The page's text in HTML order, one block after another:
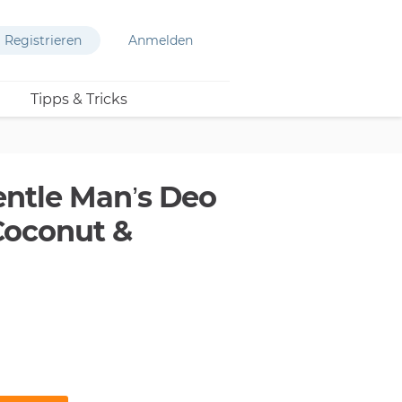
Registrieren Anmelden
Tipps & Tricks
Man’s Deo
&